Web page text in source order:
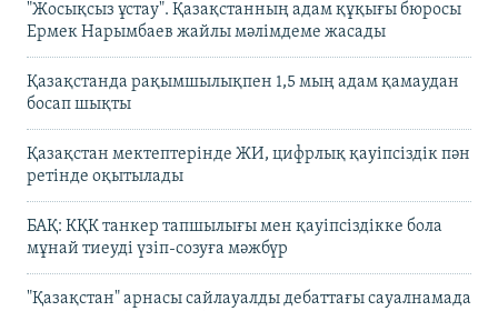
"Жосықсыз ұстау". Қазақстанның адам құқығы бюросы
Ермек Нарымбаев жайлы мәлімдеме жасады
Қазақстанда рақымшылықпен 1,5 мың адам қамаудан
босап шықты
Қазақстан мектептерінде ЖИ, цифрлық қауіпсіздік пән
ретінде оқытылады
БАҚ: КҚК танкер тапшылығы мен қауіпсіздікке бола
мұнай тиеуді үзіп-созуға мәжбүр
"Қазақстан" арнасы сайлауалды дебаттағы сауалнамада